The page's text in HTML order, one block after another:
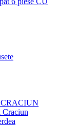
Craciun